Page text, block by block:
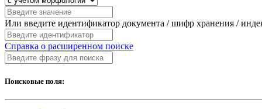
Или введите идентификатор документа / шифр хранения /
Справка о расширенном поиске
Поисковые поля: